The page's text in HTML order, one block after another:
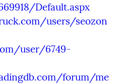
Default.aspx
users/seozon
user/6749-
forum/me